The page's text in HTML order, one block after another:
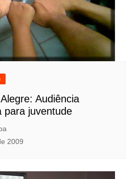
Audiência
para juventude
2009